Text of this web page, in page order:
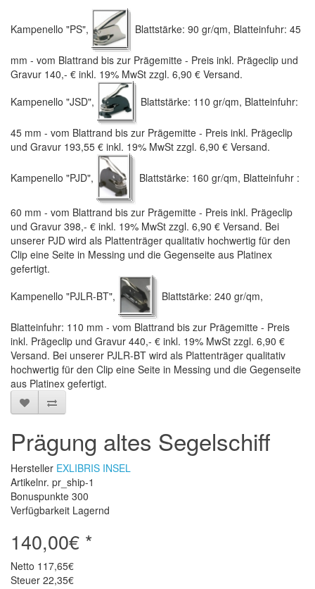
Kampenello "PS", Blattstärke: 90 gr/qm, Blatteinfuhr: 45
mm - vom Blattrand bis zur Prägemitte - Preis inkl. Prägeclip und
Gravur 140,- € inkl. 19% MwSt zzgl. 6,90 € Versand.
Kampenello "JSD",
Blattstärke: 110 gr/qm, Blatteinfuhr:
45 mm - vom Blattrand bis zur Prägemitte - Preis inkl. Prägeclip
und Gravur 193,55 € inkl. 19% MwSt zzgl. 6,90 € Versand.
Kampenello "PJD", Blattstärke: 160 gr/qm, Blatteinfuhr :
60 mm - vom Blattrand bis zur Prägemitte - Preis inkl. Prägeclip
und Gravur 398,- € inkl. 19% MwSt zzgl. 6,90 € Versand. Bei
unserer PJD wird als Plattenträger qualitativ hochwertig für den
Clip eine Seite in Messing und die Gegenseite aus Platinex
gefertigt.
Kampenello "PJLR-BT",
Blattstärke: 240 gr/qm,
Blatteinfuhr: 110 mm - vom Blattrand bis zur Prägemitte - Preis
inkl. Prägeclip und Gravur 440,- € inkl. 19% MwSt zzgl. 6,90 €
Versand. Bei unserer PJLR-BT wird als Plattenträger qualitativ
hochwertig für den Clip eine Seite in Messing und die Gegenseite
aus Platinex gefertigt.
Prägung altes Segelschiff
Hersteller EXLIBRIS INSEL
Artikelnr. pr_ship-1
Bonuspunkte 300
Verfügbarkeit Lagernd
140,00€ *
Netto 117,65€
Steuer 22,35€